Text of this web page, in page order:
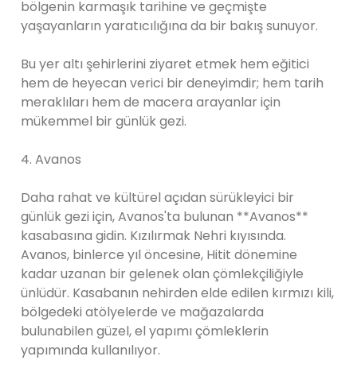
bölgenin karmaşık tarihine ve geçmişte
yaşayanların yaratıcılığına da bir bakış sunuyor.
Bu yer altı şehirlerini ziyaret etmek hem eğitici
hem de heyecan verici bir deneyimdir; hem tarih
meraklıları hem de macera arayanlar için
mükemmel bir günlük gezi.
4. Avanos
Daha rahat ve kültürel açıdan sürükleyici bir
günlük gezi için, Avanos'ta bulunan **Avanos**
kasabasına gidin. Kızılırmak Nehri kıyısında.
Avanos, binlerce yıl öncesine, Hitit dönemine
kadar uzanan bir gelenek olan çömlekçiliğiyle
ünlüdür. Kasabanın nehirden elde edilen kırmızı kili,
bölgedeki atölyelerde ve mağazalarda
bulunabilen güzel, el yapımı çömleklerin
yapımında kullanılıyor.